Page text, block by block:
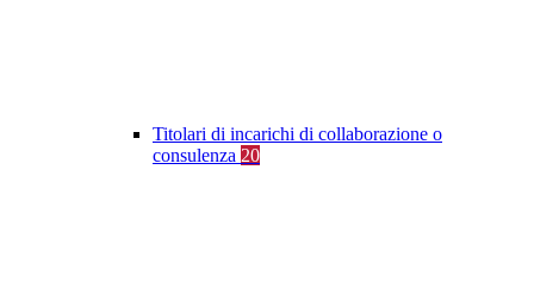
Titolari di incarichi di collaborazione o
consulenza 20